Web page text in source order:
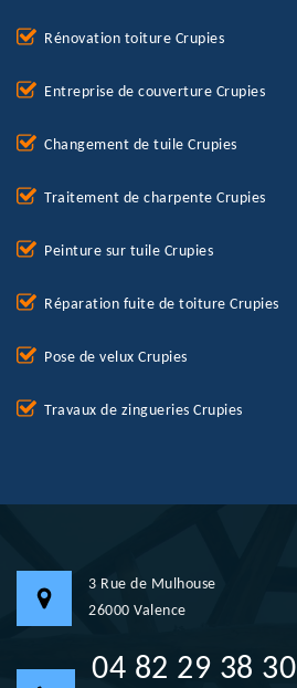
Rénovation toiture Crupies
Entreprise de couverture Crupies
Changement de tuile Crupies
Traitement de charpente Crupies
Peinture sur tuile Crupies
Réparation fuite de toiture Crupies
Pose de velux Crupies
Travaux de zingueries Crupies
3 Rue de Mulhouse
26000 Valence
04 82 29 38 30